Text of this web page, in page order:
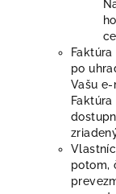
po
Vašu
potom,